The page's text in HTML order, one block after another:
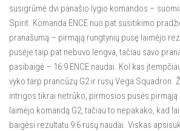
susigrūmė dvi panašio lygio komandos –
Spirit. Komanda ENCE nuo pat susitikimo
pranašumą – pirmąją rungtynių pusę laimėjo
pusėje taip pat nebuvo lengva, tačiau savo
pasibaigė – 16:9 ENCE naudai. Kol kas
vyko tarp prancūzų G2 ir rusų Vega Squadron.
intrigos tikrai netrūko, pirmosios pusės pirmąją
laimėjo komandą G2, tačiau to nepakako, kad
baigėsi rezultatu 9:6 rusų naudai. Viskas